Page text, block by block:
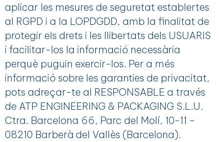
aplicar les mesures de seguretat establertes
al RGPD i a la LOPDGDD, amb la finalitat de
protegir els drets i les llibertats dels USUARIS
i facilitar-los la informació necessària
perquè puguin exercir-los. Per a més
informació sobre les garanties de privacitat,
pots adreçar-te al RESPONSABLE a través
de ATP ENGINEERING & PACKAGING S.L.U.
Ctra. Barcelona 66, Parc del Molí, 10-11 –
08210 Barberà del Vallès (Barcelona).